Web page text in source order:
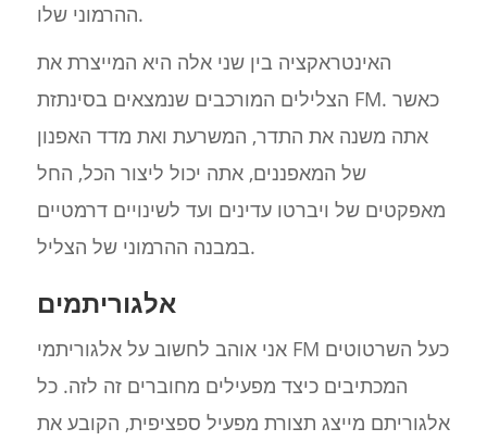
ההרמוני שלו.
האינטראקציה בין שני אלה היא המייצרת את
הצלילים המורכבים שנמצאים בסינתזת FM. כאשר
אתה משנה את התדר, המשרעת ואת מדד האפנון
של המאפננים, אתה יכול ליצור הכל, החל
מאפקטים של ויברטו עדינים ועד לשינויים דרמטיים
במבנה ההרמוני של הצליל.
אלגוריתמים
אני אוהב לחשוב על אלגוריתמי FM כעל השרטוטים
המכתיבים כיצד מפעילים מחוברים זה לזה. כל
אלגוריתם מייצג תצורת מפעיל ספציפית, הקובע את